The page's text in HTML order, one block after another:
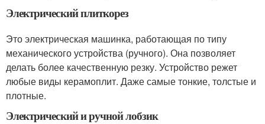
Электрический плиткорез
Это электрическая машинка, работающая по типу
механического устройства (ручного). Она позволяет
делать более качественную резку. Устройство режет
любые виды керамоплит. Даже самые тонкие, толстые и
плотные.
Электрический и ручной лобзик